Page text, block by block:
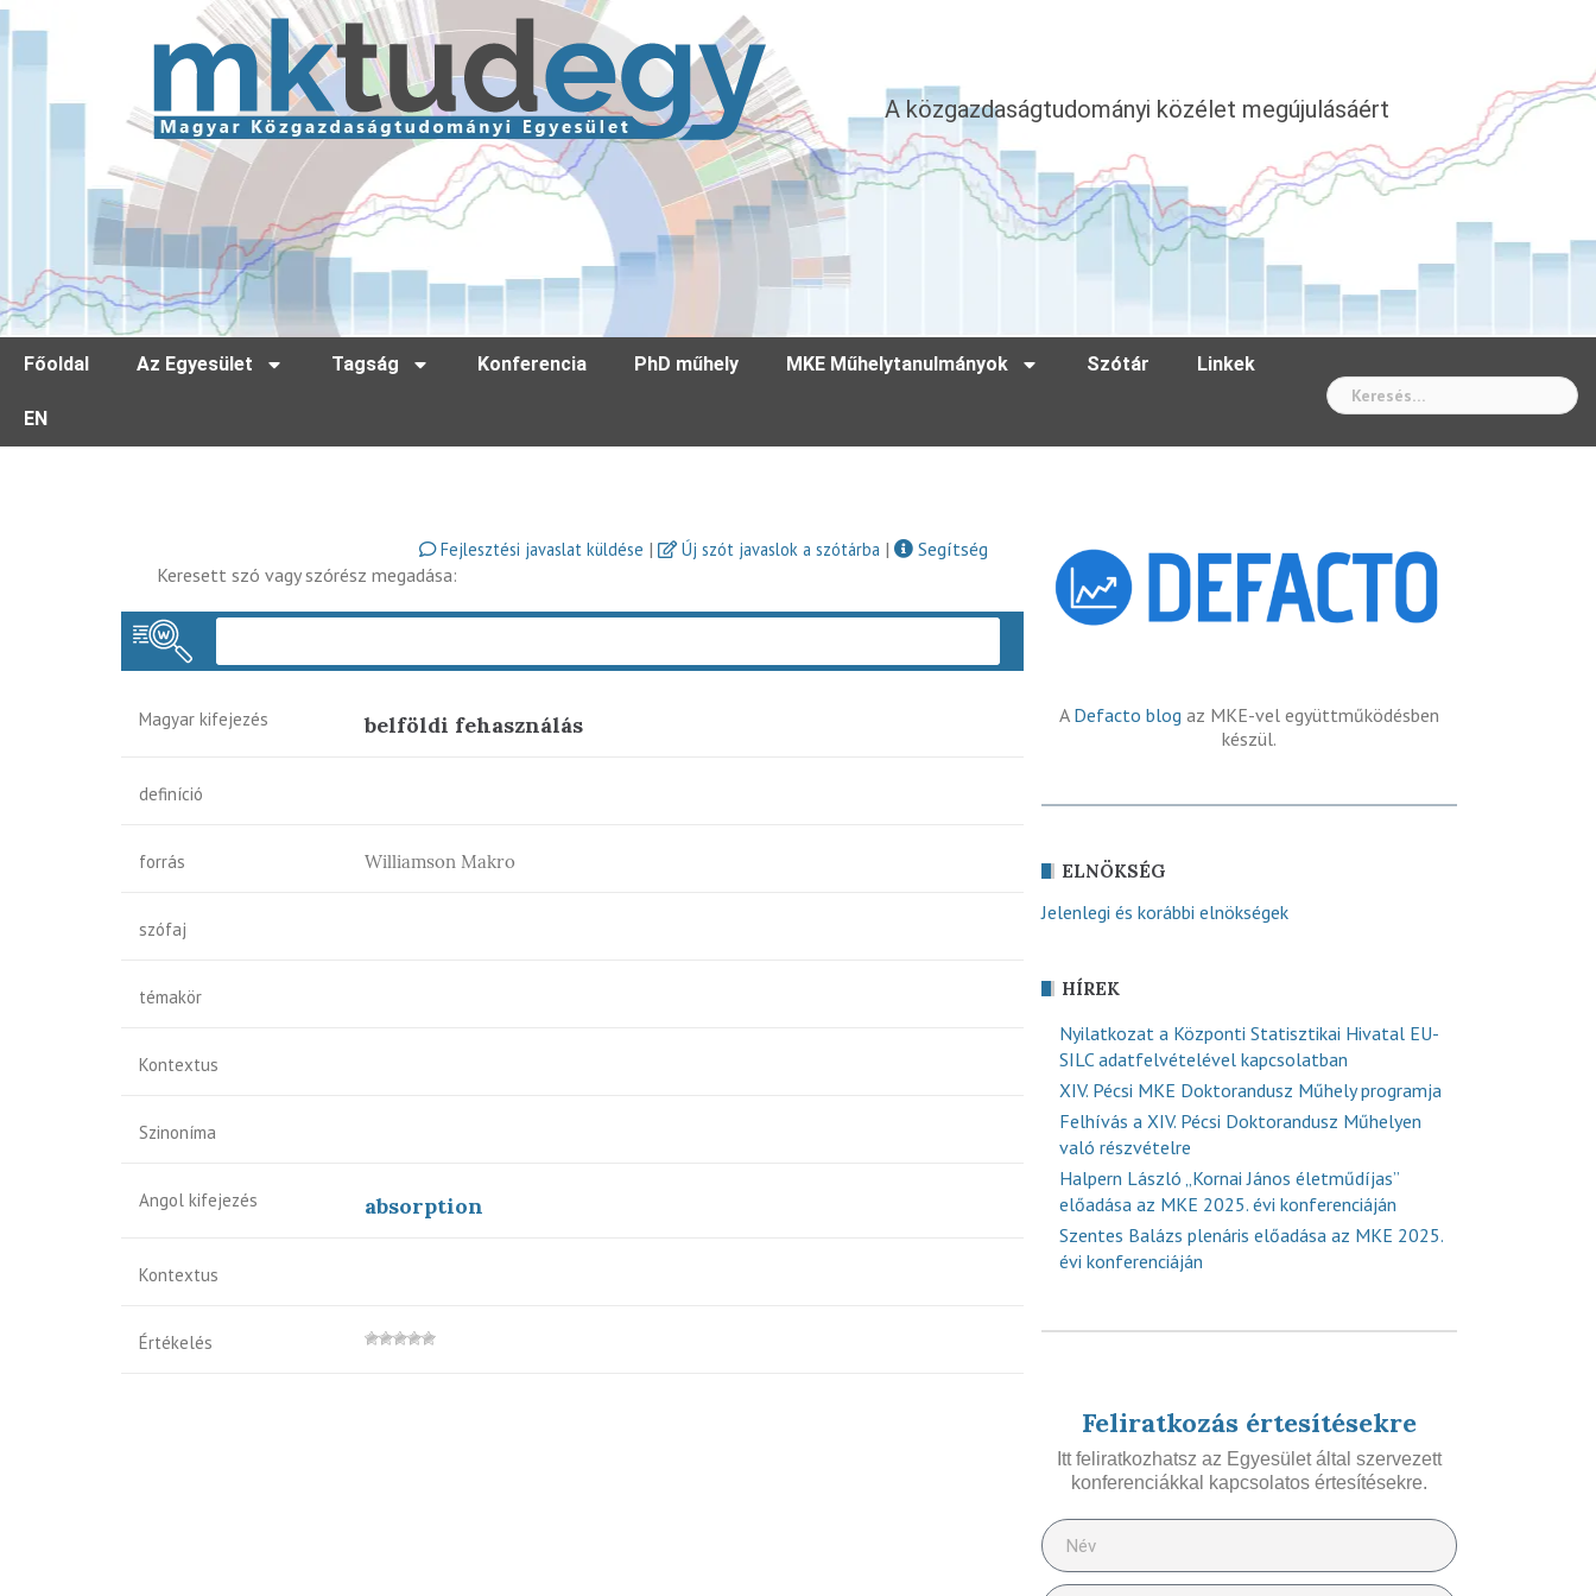
A közgazdaságtudományi közélet megújulásáért
Főoldal Az Egyesület Tagság Konferencia PhD műhely MKE Műhelytanulmányok Szótár Linkek
EN
Fejlesztési javaslat küldése | Új szót javaslok a szótárba |
Segítség
Keresett szó vagy szórész megadása:
Magyar kifejezés belföldi fehasználás
definíció
forrás Williamson Makro
szófaj
témakör
Kontextus
Szinoníma
Angol kifejezés absorption
Kontextus
Értékelés
A Defacto blog az MKE-vel együttműködésben
készül.
ELNÖKSÉG
Jelenlegi és korábbi elnökségek
HÍREK
Nyilatkozat a Központi Statisztikai Hivatal EU-
SILC adatfelvételével kapcsolatban
XIV. Pécsi MKE Doktorandusz Műhely programja
Felhívás a XIV. Pécsi Doktorandusz Műhelyen
való részvételre
Halpern László „Kornai János életműdíjas”
előadása az MKE 2025. évi konferenciáján
Szentes Balázs plenáris előadása az MKE 2025.
évi konferenciáján
Feliratkozás értesítésekre
Itt feliratkozhatsz az Egyesület által szervezett
konferenciákkal kapcsolatos értesítésekre.